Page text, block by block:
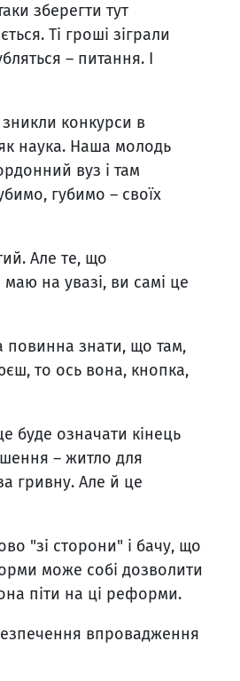
зберегти тут
Ті гроші зіграли
– питання. І
конкурси в
наука. Наша молодь
вуз і там
губимо – своїх
Але те, що
на увазі, ви самі це
повинна знати, що там,
то ось вона, кнопка,
буде означати кінець
– житло для
гривну. Але й це
"зі сторони" і бачу, що
може собі дозволити
піти на ці реформи.
впровадження